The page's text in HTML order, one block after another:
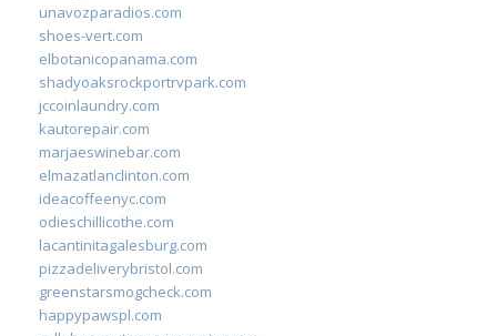
unavozparadios.com
shoes-vert.com
elbotanicopanama.com
shadyoaksrockportrvpark.com
jccoinlaundry.com
kautorepair.com
marjaeswinebar.com
elmazatlanclinton.com
ideacoffeenyc.com
odieschillicothe.com
lacantinitagalesburg.com
pizzadeliverybristol.com
greenstarsmogcheck.com
happypawspl.com